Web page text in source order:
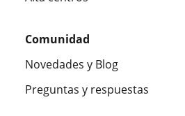
Comunidad
Novedades y Blog
Preguntas y respuestas